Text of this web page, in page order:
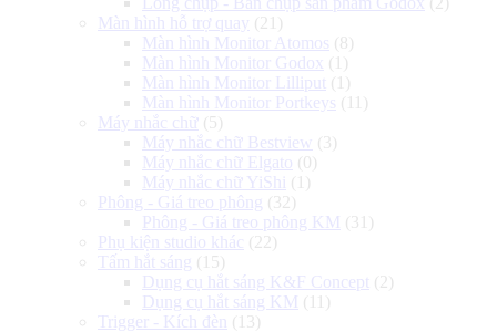
Màn hình hỗ trợ quay (21)
Màn hình Monitor Atomos (8)
Màn hình Monitor Godox (1)
Màn hình Monitor Lilliput (1)
Màn hình Monitor Portkeys (11)
Máy nhắc chữ (5)
Máy nhắc chữ Bestview (3)
Máy nhắc chữ Elgato (0)
Máy nhắc chữ YiShi
(1)
Phông - Giá treo phông (32)
Phông - Giá treo phông KM (31)
Phụ kiện studio khác (22)
Tấm hắt sáng (15)
Dụng cụ hắt sáng K&F Concept (2)
Dụng cụ hắt sáng KM (11)
Trigger - Kích đèn
(13)